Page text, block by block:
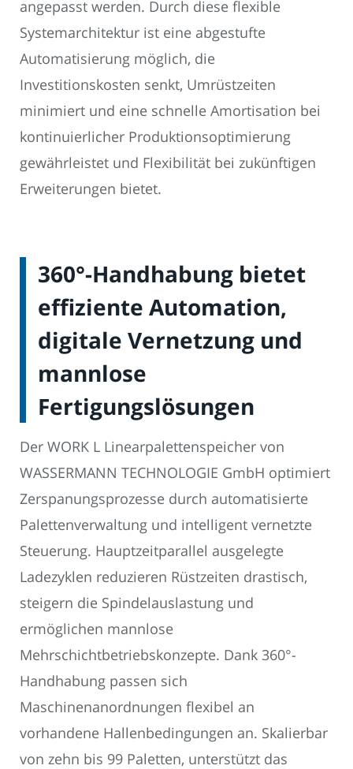
angepasst werden. Durch diese flexible
Systemarchitektur ist eine abgestufte
Automatisierung möglich, die
Investitionskosten senkt, Umrüstzeiten
minimiert und eine schnelle Amortisation bei
kontinuierlicher Produktionsoptimierung
gewährleistet und Flexibilität bei zukünftigen
Erweiterungen bietet.
360°-Handhabung bietet
effiziente Automation,
digitale Vernetzung und
mannlose
Fertigungslösungen
Der WORK L Linearpalettenspeicher von
WASSERMANN TECHNOLOGIE GmbH optimiert
Zerspanungsprozesse durch automatisierte
Palettenverwaltung und intelligent vernetzte
Steuerung. Hauptzeitparallel ausgelegte
Ladezyklen reduzieren Rüstzeiten drastisch,
steigern die Spindelauslastung und
ermöglichen mannlose
Mehrschichtbetriebskonzepte. Dank 360°-
Handhabung passen sich
Maschinenanordnungen flexibel an
vorhandene Hallenbedingungen an. Skalierbar
von zehn bis 99 Paletten, unterstützt das